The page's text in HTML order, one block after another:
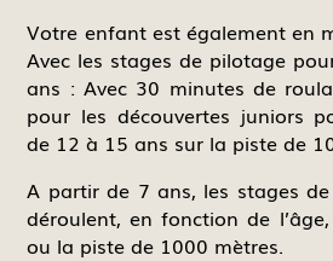
Votre enfant est également en
Avec les stages de pilotage
ans : Avec 30 minutes de
pour les découvertes juniors
de 12 à 15 ans sur la piste de
A partir de 7 ans, les stages
déroulent, en fonction de
ou la piste de 1000 mètres.